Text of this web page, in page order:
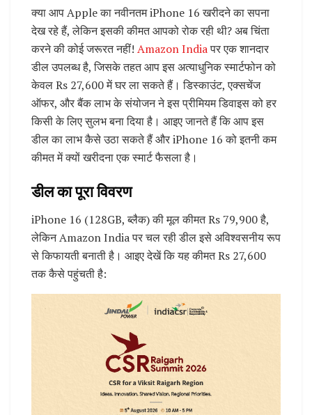
क्या आप Apple का नवीनतम iPhone 16 खरीदने का सपना
देख रहे हैं, लेकिन इसकी कीमत आपको रोक रही थी? अब चिंता
करने की कोई जरूरत नहीं! Amazon Indiaपर एक शानदार
डील उपलब्ध है, जिसके तहत आप इस अत्याधुनिक स्मार्टफोन को
केवल Rs 27,600 में घर ला सकते हैं। डिस्काउंट, एक्सचेंज
ऑफर, और बैंक लाभ के संयोजन ने इस प्रीमियम डिवाइस को हर
किसी के लिए सुलभ बना दिया है। आइए जानते हैं कि आप इस
डील का लाभ कैसे उठा सकते हैं और iPhone 16 को इतनी कम
कीमत में क्यों खरीदना एक स्मार्ट फैसला है।
डील का पूरा विवरण
iPhone 16 (128GB, ब्लैक) की मूल कीमत Rs 79,900 है,
लेकिन Amazon India पर चल रही डील इसे अविश्वसनीय रूप
से किफायती बनाती है। आइए देखें कि यह कीमत Rs 27,600
तक कैसे पहुंचती है: